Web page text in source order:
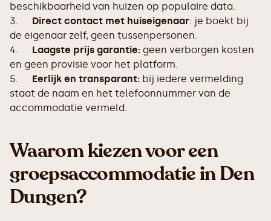
beschikbaarheid van huizen op populaire data.
3. Direct contact met huiseigenaar: je boekt bij
de eigenaar zelf, geen tussenpersonen.
4. Laagste prijs garantie: geen verborgen kosten
en geen provisie voor het platform.
5. Eerlijk en transparant: bij iedere vermelding
staat de naam en het telefoonnummer van de
accommodatie vermeld.
Waarom kiezen voor een
groepsaccommodatie in Den
Dungen?